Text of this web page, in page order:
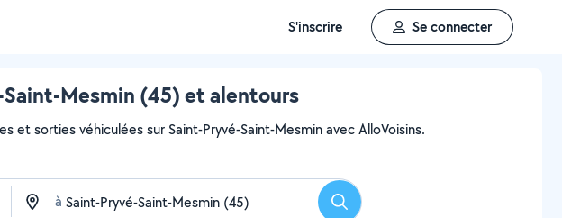
S'inscrire Se connecter
Mesmin (45) et alentours
et sorties véhiculées sur Saint-Pryvé-Saint-Mesmin avec AlloVoisins.
à Rechercher